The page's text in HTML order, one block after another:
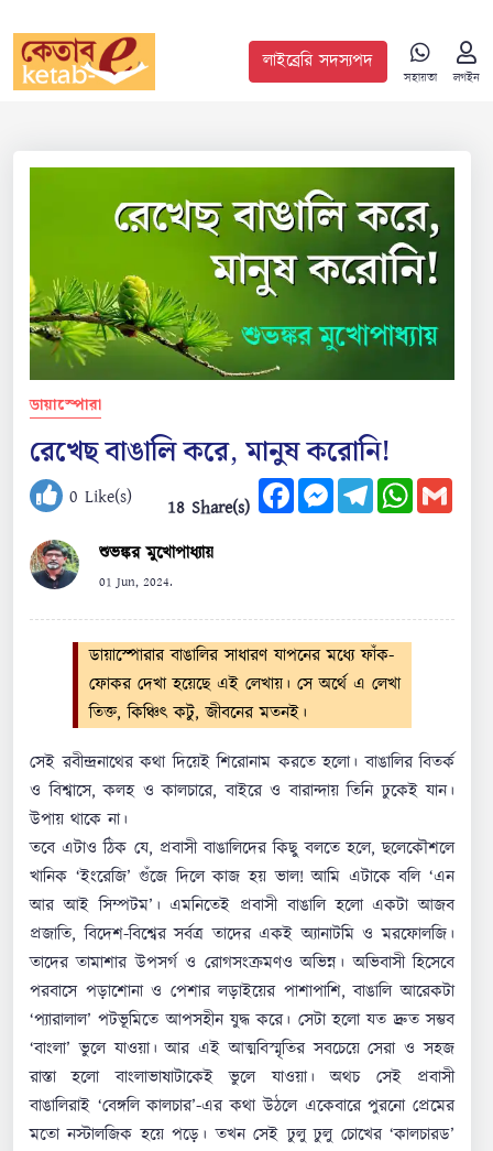
লাইব্রেরি সদস্যপদ
সহায়তা লগইন
ডায়াস্পোরা
রেখেছ বাঙালি করে, মানুষ করোনি!
0 Like(s) 18 Share(s)
FacebookMessengerTelegramWhatsApp
শুভঙ্কর মুখোপাধ্যায়
01 Jun, 2024.
ডায়াস্পোরার বাঙালির সাধারণ যাপনের মধ্যে ফাঁক-
ফোকর দেখা হয়েছে এই লেখায়। সে অর্থে এ লেখা
তিক্ত, কিঞ্চিৎ কটু, জীবনের মতনই।
সেই রবীন্দ্রনাথের কথা দিয়েই শিরোনাম করতে হলো। বাঙালির বিতর্ক
ও বিশ্বাসে, কলহ ও কালচারে, বাইরে ও বারান্দায় তিনি ঢুকেই যান।
উপায় থাকে না।
তবে এটাও ঠিক যে, প্রবাসী বাঙালিদের কিছু বলতে হলে, ছলেকৌশলে
খানিক ‘ইংরেজি’ গুঁজে দিলে কাজ হয় ভাল! আমি এটাকে বলি ‘এন
আর আই সিম্পটম’। এমনিতেই প্রবাসী বাঙালি হলো একটা আজব
প্রজাতি, বিদেশ-বিশ্বের সর্বত্র তাদের একই অ্যানাটমি ও মরফোলজি।
তাদের তামাশার উপসর্গ ও রোগসংক্রমণও অভিন্ন। অভিবাসী হিসেবে
পরবাসে পড়াশোনা ও পেশার লড়াইয়ের পাশাপাশি, বাঙালি আরেকটা
‘প্যারালাল’ পটভূমিতে আপসহীন যুদ্ধ করে। সেটা হলো যত দ্রুত সম্ভব
‘বাংলা’ ভুলে যাওয়া। আর এই আত্মবিস্মৃতির সবচেয়ে সেরা ও সহজ
রাস্তা হলো বাংলাভাষাটাকেই ভুলে যাওয়া। অথচ সেই প্রবাসী
বাঙালিরাই ‘বেঙ্গলি কালচার’-এর কথা উঠলে একেবারে পুরনো প্রেমের
মতো নস্টালজিক হয়ে পড়ে। তখন সেই ঢুলু ঢুলু চোখের ‘কালচারড’